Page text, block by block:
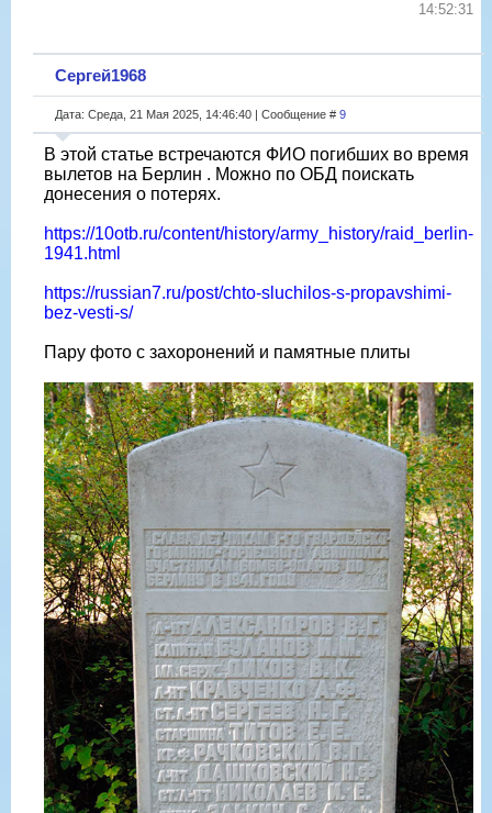
14:52:31
Сергей1968
Дата: Среда, 21 Мая 2025, 14:46:40 | Сообщение # 9
В этой статье встречаются ФИО погибших во время
вылетов на Берлин . Можно по ОБД поискать
донесения о потерях.
https://10otb.ru/content/history/army_history/raid_berlin-
1941.html
https://russian7.ru/post/chto-sluchilos-s-propavshimi-
bez-vesti-s/
Пару фото с захоронений и памятные плиты